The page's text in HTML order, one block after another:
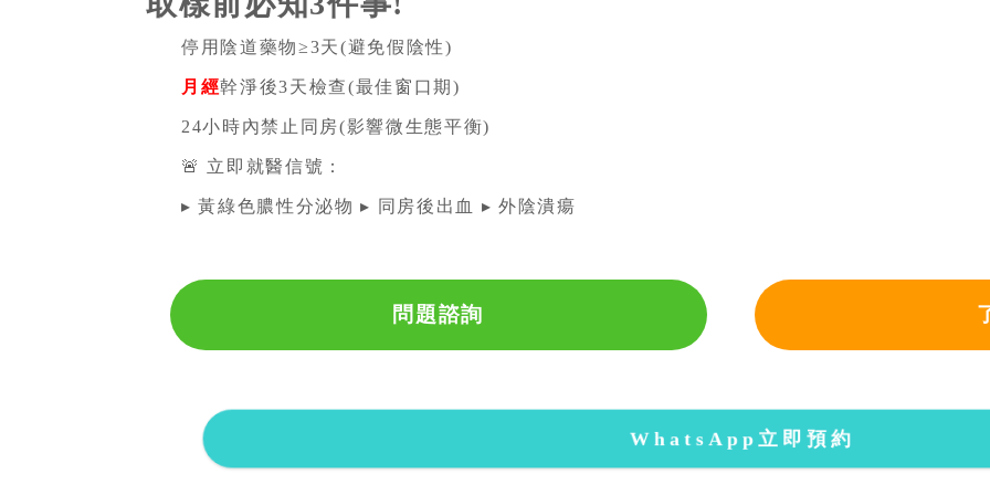
停用陰道藥物≥3天(避免假陰性)
月經幹淨後3天檢查(最佳窗口期)
24小時內禁止同房(影響微生態平衡)
🚨 立即就醫信號：
▸ 黃綠色膿性分泌物 ▸ 同房後出血 ▸ 外陰潰瘍
問題諮詢
WhatsApp立即預約